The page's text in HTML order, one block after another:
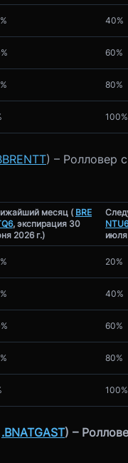
40%
60%
80%
100%
) – Ролловер
месяц ( BRE
, экспирация 30
2026 г.)
NTU6
июля
20%
40%
60%
80%
100%
.BNATGAST) –